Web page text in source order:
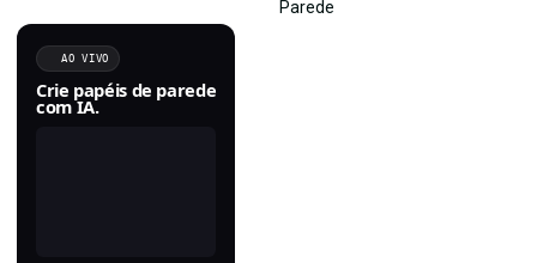
AO VIVO
Crie papéis de parede
com IA.